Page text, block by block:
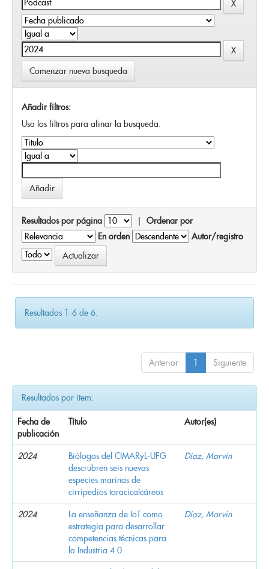
Comenzar nueva busqueda
Añadir filtros:
Usa los filtros para afinar la busqueda.
Resultados por página | Ordenar por
En orden
Autor/registro
Resultados 1-6 de 6.
Anterior 1 Siguiente
Resultados por ítem:
Fecha de
publicación
Título Autor(es)
2024
Biólogas del CIMARyL-UFG
descrubren seis nuevas
especies marinas de
cirripedios toracicalcáreos
Díaz, Marvin
2024
La enseñanza de IoT como
estrategia para desarrollar
competencias técnicas para
la Industria 4.0
Díaz, Marvin